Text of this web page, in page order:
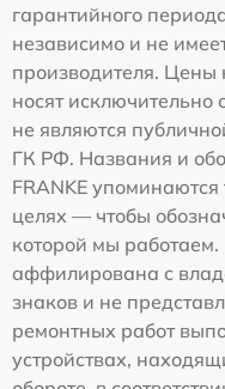
гарантийного
независимо и не
производителя. Цены
носят
не являются
ГК РФ. Названия и
FRANKE
целях — чтобы
которой мы
аффилирована с
знаков и не
ремонтных работ
устройствах,